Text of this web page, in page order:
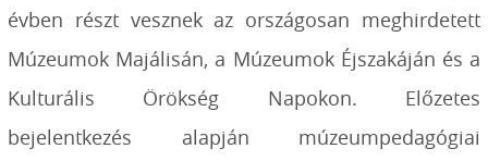
évben részt vesznek az országosan meghirdetett
Múzeumok Majálisán, a Múzeumok Éjszakáján és a
Kulturális Örökség Napokon. Előzetes
bejelentkezés alapján múzeumpedagógiai